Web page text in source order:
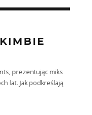
prezentując miks
lat. Jak podkreślają